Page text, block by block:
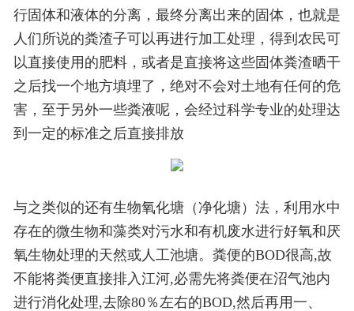
行固体和液体的分离，最终分离出来的固体，也就是
人们所说的粪渣子可以再进行加工处理，得到农民可
以直接使用的肥料，或者是直接将这些固体粪渣晒干
之后找一个地方填埋了，绝对不会对土地有任何的危
害，至于另外一些粪液呢，会经过科学专业的处理达
到一定的标准之后直接排放
与之类似的还有生物氧化塘（净化塘）法，利用水中
存在的微生物和藻类对污水和有机废水进行好氧和厌
氧生物处理的天然或人工池塘。粪便的BOD很高,故
不能将粪便直接排入江河,必需先将粪便在沼气池内
进行消化处理,去除80％左右的BOD,然后再用一、